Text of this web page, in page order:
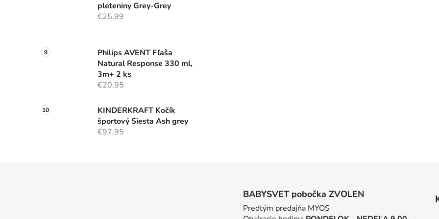
pleteniny Grey-Grey
€25,99
Philips AVENT Fľaša
Natural Response 330 ml,
3m+ 2 ks
€20,95
KINDERKRAFT Kočík
športový Siesta Ash grey
€97,95
BABYSVET pobočka ZVOLEN
Predtým predajňa MYOS